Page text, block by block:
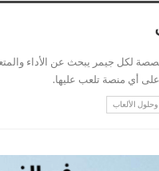
لكل جيمر يبحث عن الأداء
على أي منصة تلعب عليها.
الألعاب